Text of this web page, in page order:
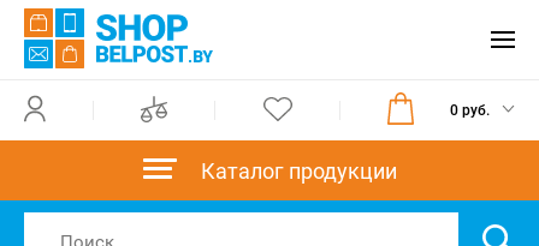
0 руб.
Каталог продукции